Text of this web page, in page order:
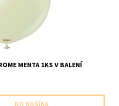
MENTA 1KS V BALENÍ